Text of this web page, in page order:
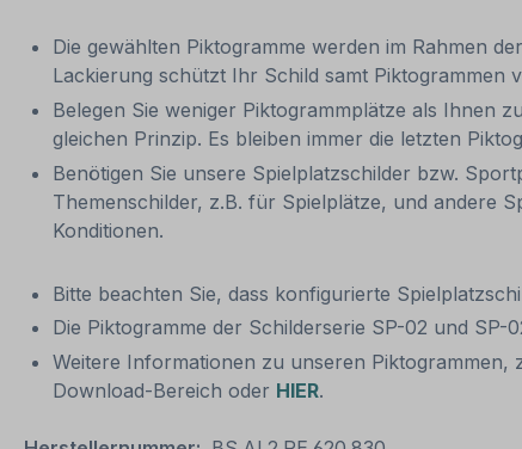
Die gewählten Piktogramme werden im Rahmen
Lackierung schützt Ihr Schild samt
Belegen Sie weniger Piktogrammplätze als Ihnen
gleichen Prinzip. Es bleiben immer die letzten
Benötigen Sie unsere Spielplatzschilder bzw.
Themenschilder, z.B. für Spielplätze, und andere
Konditionen.
Bitte beachten Sie, dass konfigurierte
Die Piktogramme der Schilderserie SP-02 und SP-
Weitere Informationen zu unseren
Download-Bereich oder HIER.